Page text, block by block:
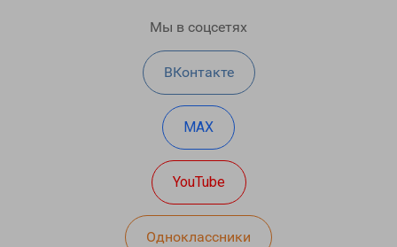
Мы в соцсетях
ВКонтакте
MAX
YouTube
Одноклассники